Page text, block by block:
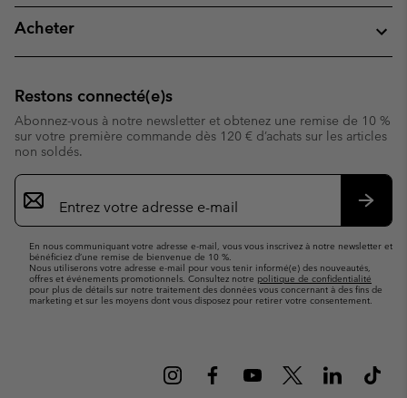
Acheter
Restons connecté(e)s
Abonnez-vous à notre newsletter et obtenez une remise de 10 %
sur votre première commande dès 120 € d’achats sur les articles
non soldés.
Inscription
par
e-
En nous communiquant votre adresse e-mail, vous vous inscrivez à notre newsletter et
bénéficiez d’une remise de bienvenue de 10 %.
Nous utiliserons votre adresse e-mail pour vous tenir informé(e) des nouveautés,
offres et événements promotionnels. Consultez notre politique de confidentialité
pour plus de détails sur notre traitement des données vous concernant à des fins de
marketing et sur les moyens dont vous disposez pour retirer votre consentement.